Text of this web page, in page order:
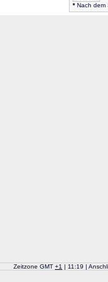
*Nach dem
Zeitzone GMT +1 | 11:19 |